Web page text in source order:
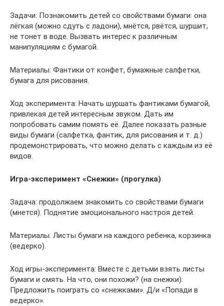
Задачи: Познакомить детей со свойствами бумаги: она
лёгкая (можно сдуть с ладони), мнётся, рвётся, шуршит,
не тонет в воде. Вызвать интерес к различным
манипуляциям с бумагой.
Материалы: Фантики от конфет, бумажные салфетки,
бумага для рисования.
Ход эксперимента: Начать шуршать фантиками бумагой,
привлекая детей интересным звуком. Дать им
попробовать самим помять её. Далее показать разные
виды бумаги (салфетка, фантик, для рисования и т. д.)
продемонстрировать, что можно делать с каждым из её
видов.
Игра-эксперимент «Снежки» (прогулка)
Задача: продолжаем знакомить со свойствами бумаги
(мнется). Поднятие эмоционального настроя детей.
Материалы: Листы бумаги на каждого ребенка, корзинка
(ведерко).
Ход игры-эксперимента: Вместе с детьми взять листы
бумаги и смять. На что, они похожи? (на снежки).
Предложить поиграть со «снежками». Д/и «Попади в
ведерко».